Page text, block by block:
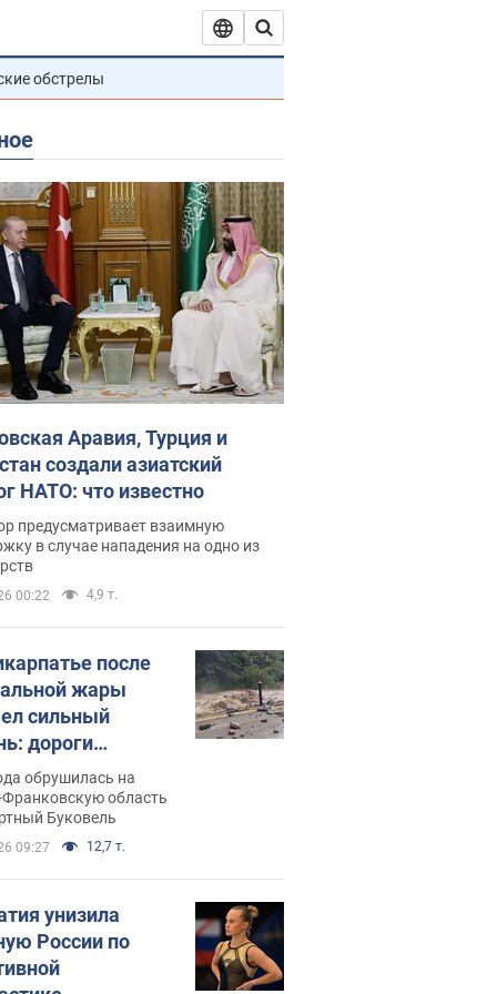
обстрелы
Аравия, Турция и
создали азиатский
НАТО: что известно
предусматривает взаимную
в случае нападения на одно из
00:22 4,9 т.
после
жары
сильный
дороги
в реки.
обрушилась на
область
Буковель
09:27 12,7 т.
унизила
России по